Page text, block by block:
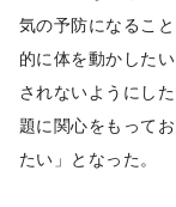
気の予防になるこ
的に体を動かした
されないようにし
題に関心をもって
たい」となった。